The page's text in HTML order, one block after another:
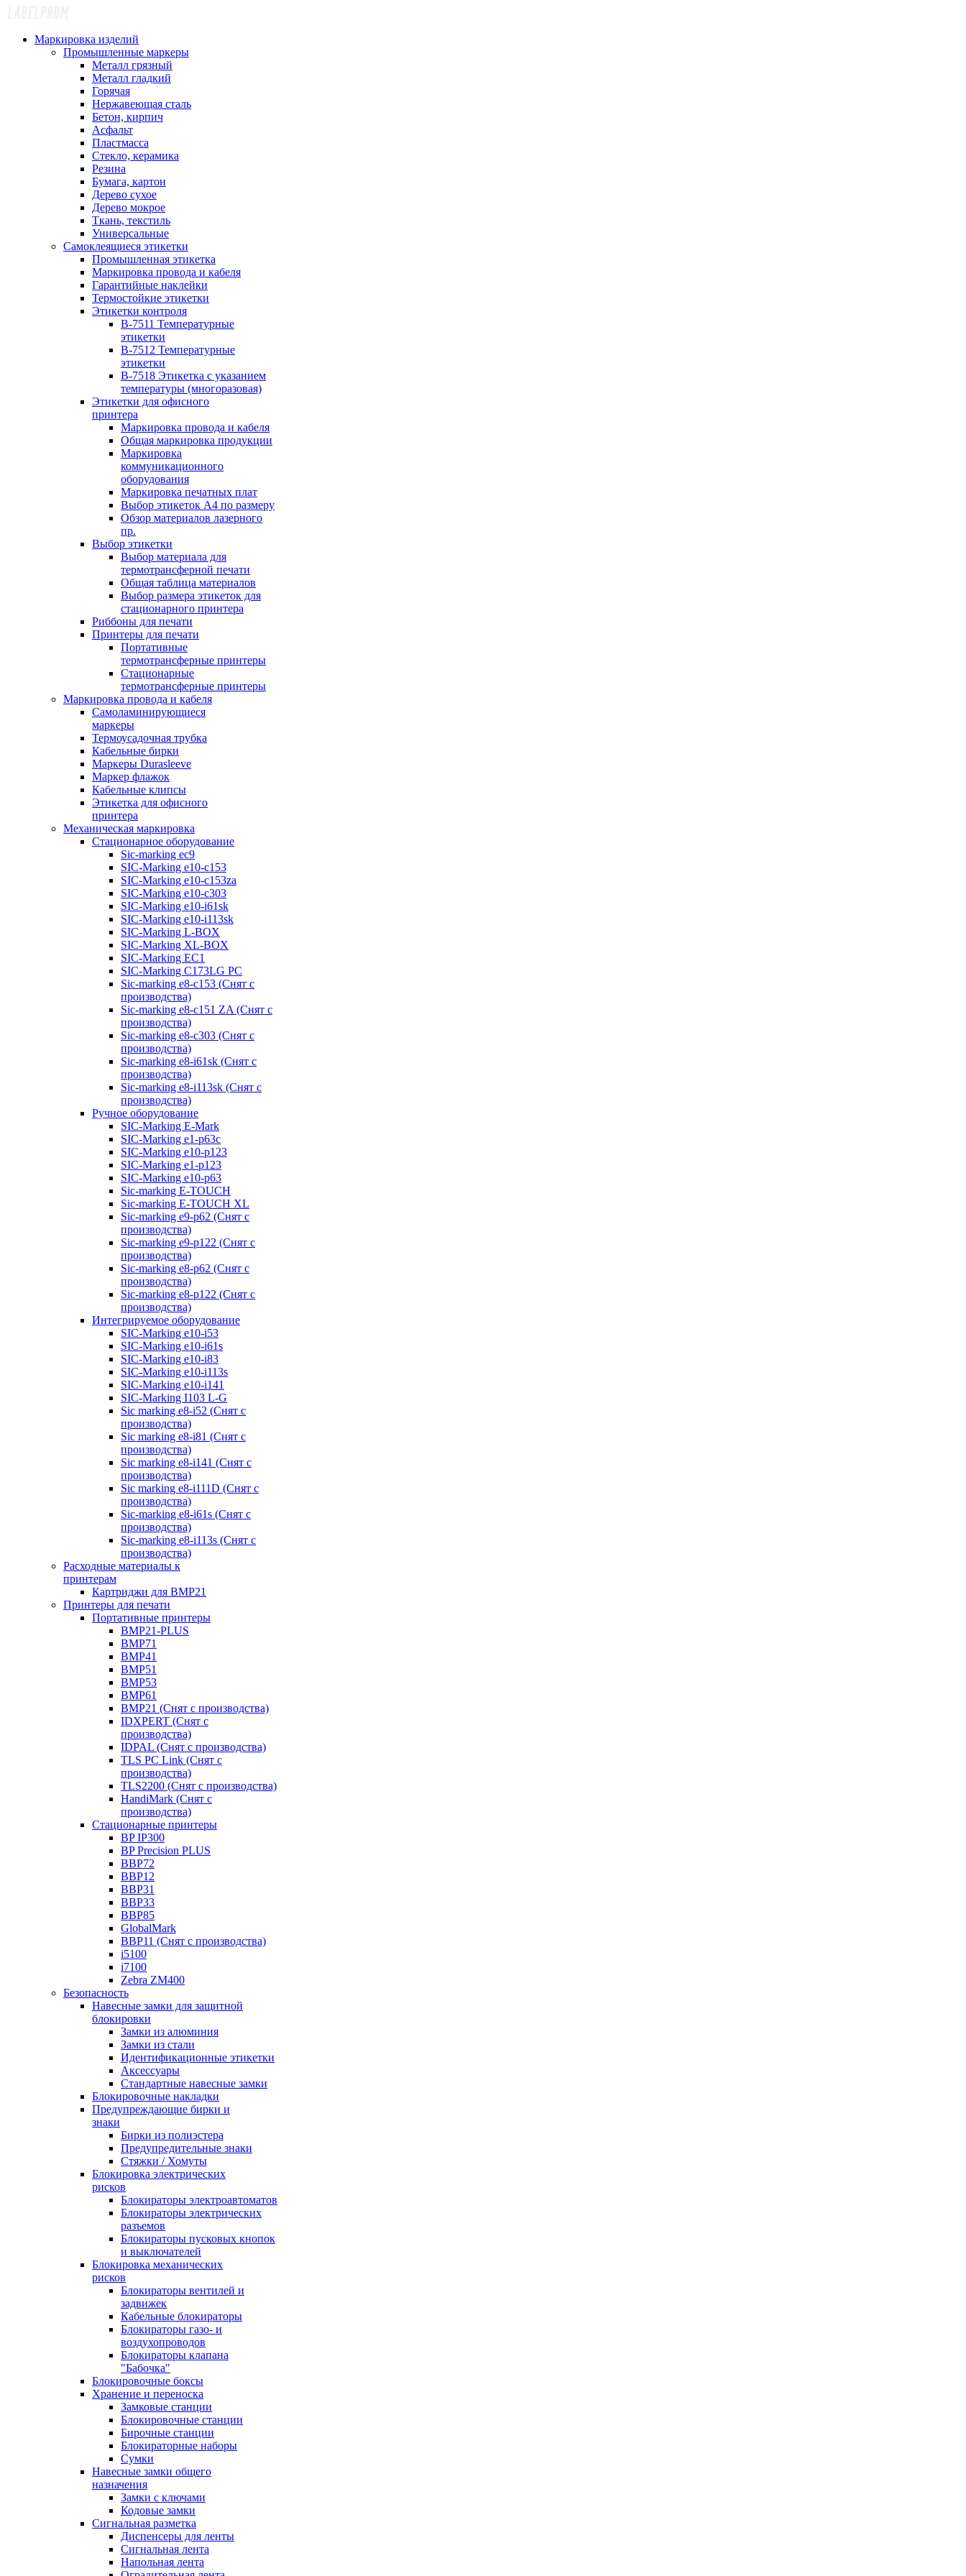
Маркировка изделий
Промышленные маркеры
Металл грязный
Металл гладкий
Горячая
Нержавеющая сталь
Бетон, кирпич
Асфальт
Пластмасса
Стекло, керамика
Резина
Бумага, картон
Дерево сухое
Дерево мокрое
Ткань, текстиль
Универсальные
Самоклеящиеся этикетки
Промышленная этикетка
Маркировка провода и кабеля
Гарантийные наклейки
Термостойкие этикетки
Этикетки контроля
B-7511 Температурные
этикетки
B-7512 Температурные
этикетки
B-7518 Этикетка с указанием
температуры (многоразовая)
Этикетки для офисного
принтера
Маркировка провода и кабеля
Общая маркировка продукции
Маркировка
коммуникационного
оборудования
Маркировка печатных плат
Выбор этикеток А4 по размеру
Обзор материалов лазерного
пр.
Выбор этикетки
Выбор материала для
термотрансферной печати
Общая таблица материалов
Выбор размера этикеток для
стационарного принтера
Риббоны для печати
Принтеры для печати
Портативные
термотрансферные принтеры
Стационарные
термотрансферные принтеры
Маркировка провода и кабеля
Самоламинирующиеся
маркеры
Термоусадочная трубка
Кабельные бирки
Маркеры Durasleeve
Маркер флажок
Кабельные клипсы
Этикетка для офисного
принтера
Механическая маркировка
Стационарное оборудование
Sic-marking ec9
SIC-Marking e10-c153
SIC-Marking e10-c153za
SIC-Marking e10-c303
SIC-Marking e10-i61sk
SIC-Marking e10-i113sk
SIC-Marking L-BOX
SIC-Marking XL-BOX
SIC-Marking EC1
SIC-Marking C173LG PC
Sic-marking e8-c153 (Снят с
производства)
Sic-marking e8-c151 ZA (Снят с
производства)
Sic-marking e8-c303 (Снят с
производства)
Sic-marking e8-i61sk (Снят с
производства)
Sic-marking e8-i113sk (Снят с
производства)
Ручное оборудование
SIC-Marking E-Mark
SIC-Marking e1-p63с
SIC-Marking e10-p123
SIC-Marking e1-p123
SIC-Marking e10-p63
Sic-marking E-TOUCH
Sic-marking E-TOUCH XL
Sic-marking e9-p62 (Снят с
производства)
Sic-marking e9-p122 (Снят с
производства)
Sic-marking e8-p62 (Снят с
производства)
Sic-marking e8-p122 (Снят с
производства)
Интегрируемое оборудование
SIC-Marking e10-i53
SIC-Marking e10-i61s
SIC-Marking e10-i83
SIC-Marking e10-i113s
SIC-Marking e10-i141
SIC-Marking I103 L-G
Sic marking e8-i52 (Снят с
производства)
Sic marking e8-i81 (Снят с
производства)
Sic marking e8-i141 (Снят с
производства)
Sic marking e8-i111D (Снят с
производства)
Sic-marking e8-i61s (Снят с
производства)
Sic-marking e8-i113s (Снят с
производства)
Расходные материалы к
принтерам
Картриджи для BMP21
Принтеры для печати
Портативные принтеры
BMP21-PLUS
BMP71
BMP41
BMP51
BMP53
BMP61
BMP21 (Снят с производства)
IDXPERT (Снят с
производства)
IDPAL (Снят с производства)
TLS PC Link (Снят с
производства)
TLS2200 (Снят с производства)
HandiMark (Снят с
производства)
Стационарные принтеры
BP IP300
BP Precision PLUS
BBP72
BBP12
BBP31
BBP33
BBP85
GlobalMark
BBP11 (Снят с производства)
i5100
i7100
Zebra ZM400
Безопасность
Навесные замки для защитной
блокировки
Замки из алюминия
Замки из стали
Идентификационные этикетки
Аксессуары
Стандартные навесные замки
Блокировочные накладки
Предупреждающие бирки и
знаки
Бирки из полиэстера
Предупредительные знаки
Стяжки / Хомуты
Блокировка электрических
рисков
Блокираторы электроавтоматов
Блокираторы электрических
разъемов
Блокираторы пусковых кнопок
и выключателей
Блокировка механических
рисков
Блокираторы вентилей и
задвижек
Кабельные блокираторы
Блокираторы газо- и
воздухопроводов
Блокираторы клапана
"Бабочка"
Блокировочные боксы
Хранение и переноска
Замковые станции
Блокировочные станции
Бирочные станции
Блокираторные наборы
Сумки
Навесные замки общего
назначения
Замки с ключами
Кодовые замки
Сигнальная разметка
Диспенсеры для ленты
Сигнальная лента
Напольная лента